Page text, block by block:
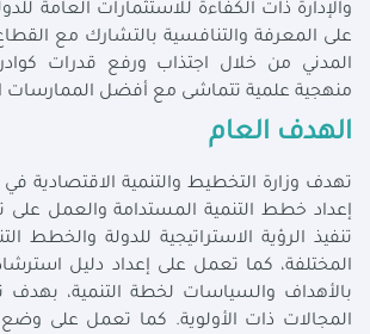
والإدارة ذات الكفاءة للاستثمارات العامة
على المعرفة والتنافسية بالتشارك مع
المدني من خلال اجتذاب ورفع قدرات
منهجية علمية تتماشى مع أفضل الممارسات
الهدف العام
تهدف وزارة التخطيط والتنمية الاقتصادية
إعداد خطط التنمية المستدامة والعمل على
تنفيذ الرؤية الاستراتيجية للدولة والخطط
المختلفة، كما تعمل على إعداد دليل
بالأهداف والسياسات لخطة التنمية،
المجالات ذات الأولوية. كما تعمل على